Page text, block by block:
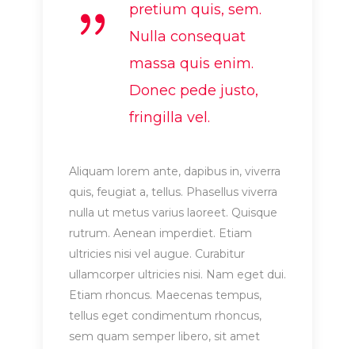
pretium quis, sem.
Nulla consequat
massa quis enim.
Donec pede justo,
fringilla vel.
Aliquam lorem ante, dapibus in, viverra
quis, feugiat a, tellus. Phasellus viverra
nulla ut metus varius laoreet. Quisque
rutrum. Aenean imperdiet. Etiam
ultricies nisi vel augue. Curabitur
ullamcorper ultricies nisi. Nam eget dui.
Etiam rhoncus. Maecenas tempus,
tellus eget condimentum rhoncus,
sem quam semper libero, sit amet